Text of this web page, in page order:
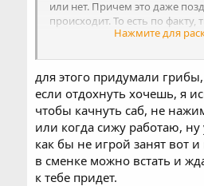
или нет. Причем это даже
происходит. То есть по
отдохнуть от игры, ты не
думаешь, что там с твоим
что наверно многие
что бы видеть монитор, но
не полноценный отдых, ты
следишь за ситуацией.
Нажмите для
для этого придумали
если отдохнуть хочешь, я
чтобы качнуть саб, не
или когда сижу работаю,
как бы не игрой занят вот
в сменке можно встать и
к тебе придет.